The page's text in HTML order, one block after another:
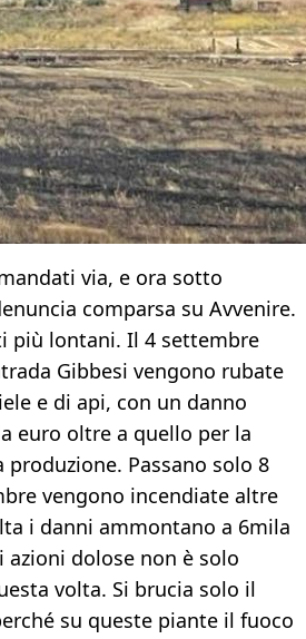
via, e ora sotto
comparsa su Avvenire.
più lontani. Il 4 settembre
Gibbesi vengono rubate
e di api, con un danno
euro oltre a quello per la
produzione. Passano solo 8
vengono incendiate altre
i danni ammontano a 6mila
dolose non è solo
volta. Si brucia solo il
su queste piante il fuoco